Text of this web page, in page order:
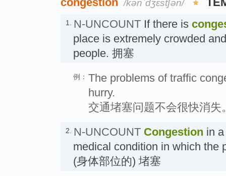
/kənˈdʒɛstʃən/
1. N-UNCOUNT If there is
place is extremely crowded
people. 拥塞
例： The problems of traffic
hurry.
交通堵塞问题不会很快消失
2. N-UNCOUNT Congestion in
medical condition in which the
(身体部位的) 堵塞